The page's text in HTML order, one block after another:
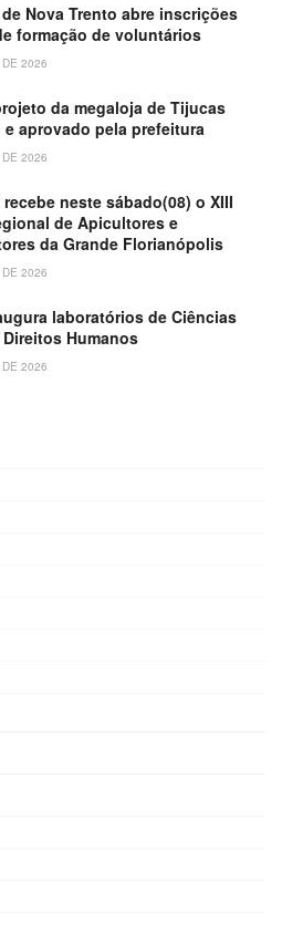
Nova Trento abre inscrições
formação de voluntários
2026
da megaloja de Tijucas
aprovado pela prefeitura
2026
neste sábado(08) o XIII
de Apicultores e
da Grande Florianópolis
2026
laboratórios de Ciências
Humanos
2026